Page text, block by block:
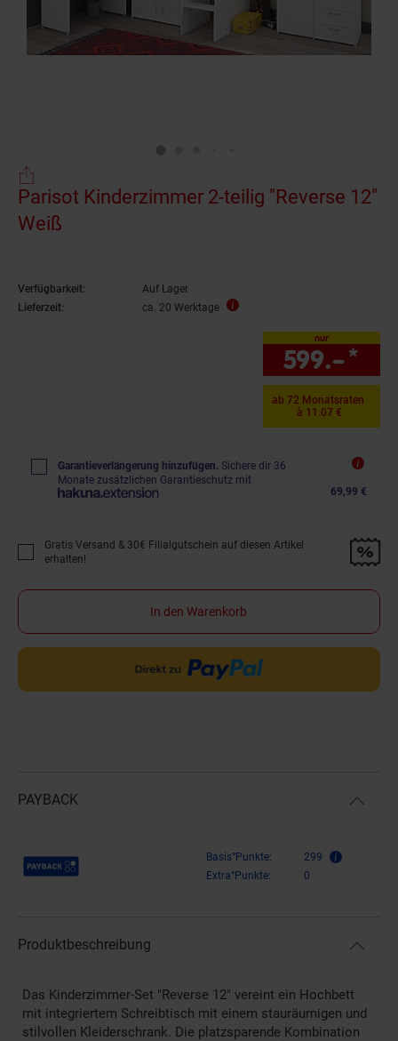
Parisot Kinderzimmer 2-teilig "Reverse 12"
Weiß
Verfügbarkeit:
Auf Lager
Lieferzeit:
ca. 20 Werktage
nur
599.–*
ab 72 Monatsraten
à 11.07 €
Garantieverlängerung hinzufügen. Sichere dir 36
Monate zusätzlichen Garantieschutz mit
69,99 €
Promotion "Gratis Versand &amp; 30€ Filialgutschein auf diesen Artikel
Gratis Versand & 30€ Filialgutschein auf diesen Artikel
erhalten!
In den Warenkorb
PAYBACK
Payback Punkte Basis°Punkte:
299
Extra°Punkte:
0
Produktbeschreibung
Das Kinderzimmer-Set "Reverse 12" vereint ein Hochbett
mit integriertem Schreibtisch mit einem stauräumigen und
stilvollen Kleiderschrank. Die platzsparende Kombination